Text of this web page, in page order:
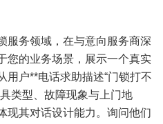
服务领域，在与意向服务商深
您的业务场景，展示一个真实
用户**电话求助描述“门锁打不
类型、故障现象与上门地
现其对话设计能力。询问他们